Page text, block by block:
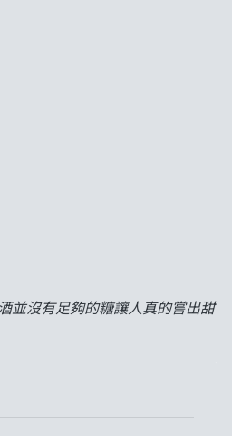
並沒有足夠的糖讓人真的嘗出甜